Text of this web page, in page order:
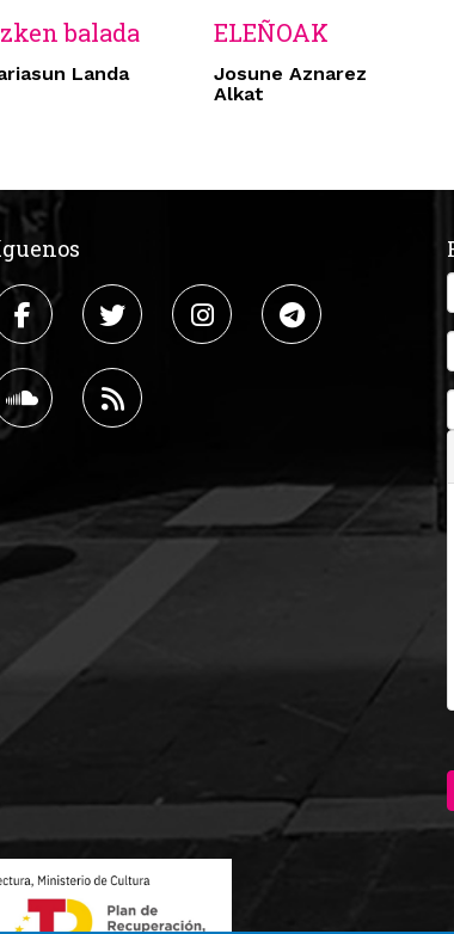
balada
Landa
ELEÑOAK
Josune Aznarez
Alkat